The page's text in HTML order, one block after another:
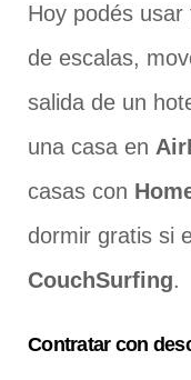
Hoy podés
de escalas,
salida de un
una casa en
casas con
dormir gratis si
CouchSurfing.
Contratar con